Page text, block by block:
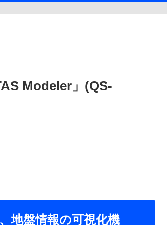
Modeler」(QS-
地盤情報の可視化機